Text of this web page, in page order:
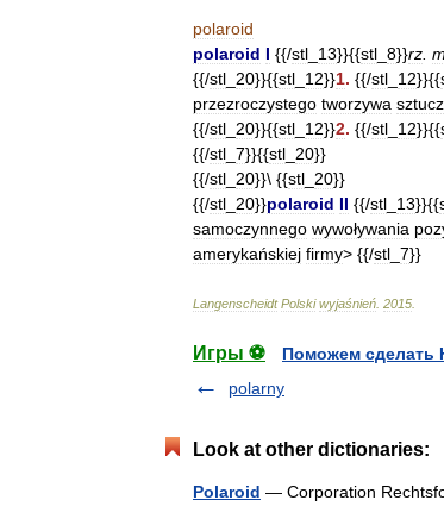
polaroid
polaroid I {{/stl 13}}{{stl 8}}rz
{{/stl 20}}{{stl 12}}1. {{/stl 12}}{{
przezroczystego tworzywa
{{/stl 20}}{{stl 12}}2. {{/stl 12}}{{
{{/stl 7}}{{stl 20}}
{{/stl 20}}\ {{stl 20}}
{{/stl 20}}polaroid II {{/stl 13}}{{
samoczynnego wywoływania
amerykańskiej firmy> {{/stl 7}}
Langenscheidt Polski wyjaśnień 2015
Игры ⚽
Поможем сделать
polarny
Look at other dictionaries:
Polaroid — Corporation